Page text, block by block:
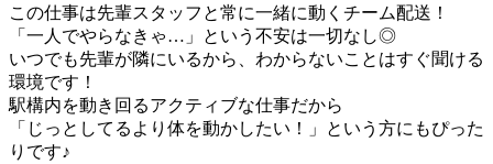
この仕事は先輩スタッフと常に一緒に動くチーム配送！
「一人でやらなきゃ…」という不安は一切なし◎
いつでも先輩が隣にいるから、わからないことはすぐ聞ける
環境です！
駅構内を動き回るアクティブな仕事だから
「じっとしてるより体を動かしたい！」という方にもぴった
りです♪